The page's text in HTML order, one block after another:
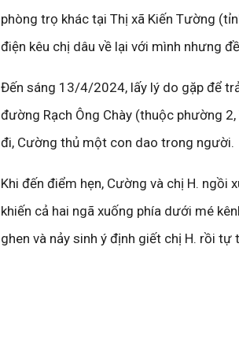
phòng trọ khác tại Thị xã Kiến Tường
điện kêu chị dâu về lại với mình nhưng
Đến sáng 13/4/2024, lấy lý do gặp để
đường Rạch Ông Chày (thuộc phường
đi, Cường thủ một con dao trong người.
Khi đến điểm hẹn, Cường và chị H. ngồi
khiến cả hai ngã xuống phía dưới mé
ghen và nảy sinh ý định giết chị H. rồi tự